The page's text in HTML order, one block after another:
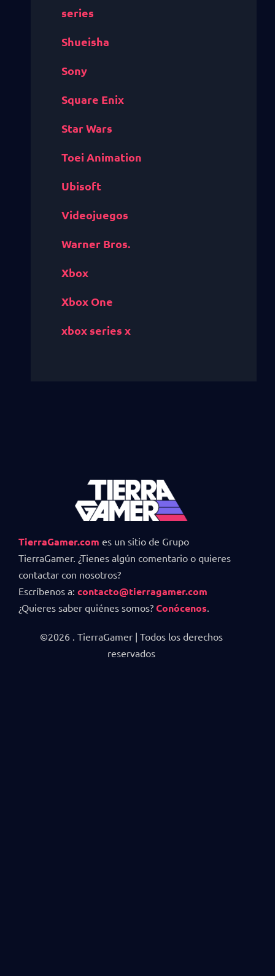
series
Shueisha
Sony
Square Enix
Star Wars
Toei Animation
Ubisoft
Videojuegos
Warner Bros.
Xbox
Xbox One
xbox series x
TierraGamer.com es un sitio de Grupo
TierraGamer. ¿Tienes algún comentario o quieres
contactar con nosotros?
Escríbenos a: contacto@tierragamer.com
¿Quieres saber quiénes somos? Conócenos
©2026 . TierraGamer | Todos los derechos
reservados